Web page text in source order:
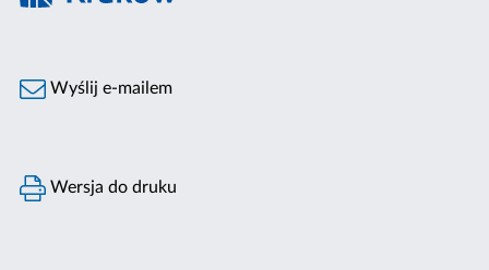
Wyślij e-mailem
Wersja do druku